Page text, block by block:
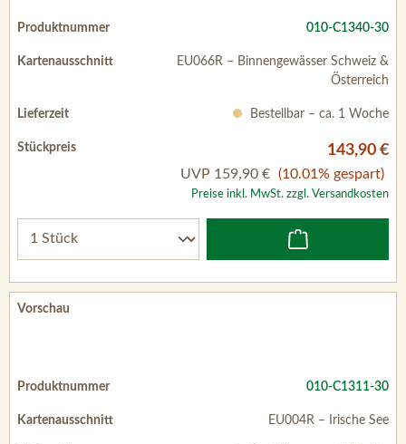
010-C1340-30
EU066R – Binnengewässer Schweiz &
Österreich
Bestellbar – ca. 1 Woche
143,90 €
UVP 159,90 € (10.01% gespart)
Preise inkl. MwSt. zzgl. Versandkosten
010-C1311-30
EU004R – Irische See